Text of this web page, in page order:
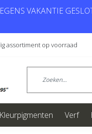
VAKANTIE
assortiment op voorraad
Kleurpigmenten Verf